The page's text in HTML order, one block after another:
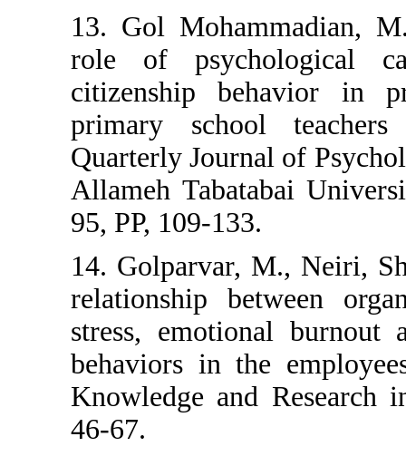
13. Gol
role of
citizenship
primary
Quarterly
Allameh
95, PP, 109-133.
14. Golparvar,
relationship
stress,
behaviors in
Knowledge